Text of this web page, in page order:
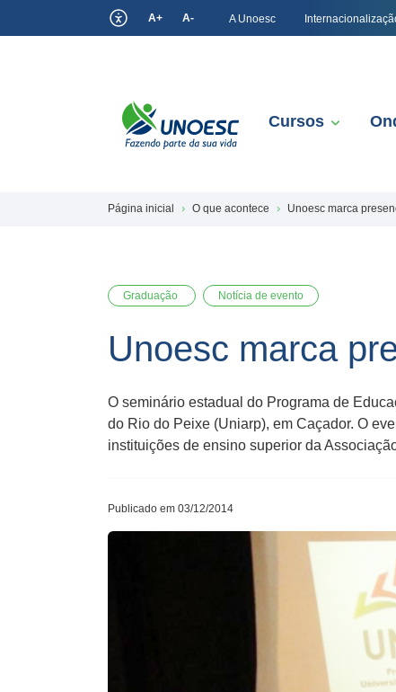
A+ A- A Unoesc
Cursos
Página inicial O que acontece Unoesc marca
Graduação Notícia de evento
Unoesc marca
O seminário estadual do Programa de
do Rio do Peixe (Uniarp), em Caçador. O
instituições de ensino superior da
Publicado em 03/12/2014